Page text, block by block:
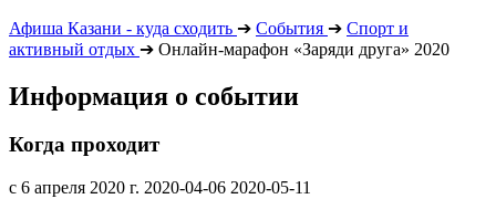
Афиша Казани - куда сходить ➔ События ➔ Спорт и
активный отдых ➔ Онлайн-марафон «Заряди друга» 2020
Информация о событии
Когда проходит
с 6 апреля 2020 г. 2020-04-06 2020-05-11